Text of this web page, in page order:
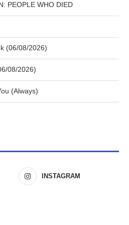
PEOPLE WHO DIED
(06/08/2026)
08/2026)
(Always)
INSTAGRAM